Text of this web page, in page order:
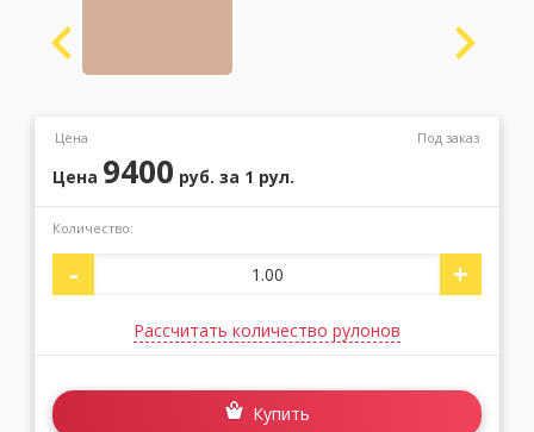
Цена Под заказ
Цена 9400 руб. за 1 рул.
Количество:
- +
Рассчитать количество рулонов
Купить